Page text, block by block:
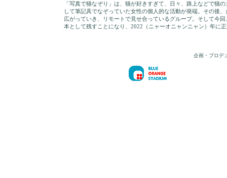
「写真で猫なぞり」は、猫が好きすぎて、日々、路上などで猫
して筆記具でなぞっていた女性の個人的な活動が発端。その後
広がっていき、リモートで見せ合っているグループ。そして今
本として残すことになり、2022（ニャーオニャンニャン）年に
企画・プロデ